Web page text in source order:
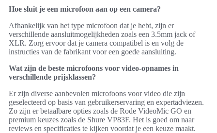
Hoe sluit je een microfoon aan op een camera?
Afhankelijk van het type microfoon dat je hebt, zijn er
verschillende aansluitmogelijkheden zoals een 3.5mm jack of
XLR. Zorg ervoor dat je camera compatibel is en volg de
instructies van de fabrikant voor een goede aansluiting.
Wat zijn de beste microfoons voor video-opnames in
verschillende prijsklassen?
Er zijn diverse aanbevolen microfoons voor video die zijn
geselecteerd op basis van gebruikerservaring en expertadviezen.
Zo zijn er betaalbare opties zoals de Rode VideoMic GO en
premium keuzes zoals de Shure VP83F. Het is goed om naar
reviews en specificaties te kijken voordat je een keuze maakt.